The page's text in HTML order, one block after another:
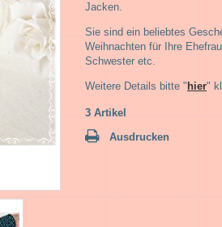
Jacken.
Sie sind ein beliebtes
Weihnachten für Ihre
Schwester etc.
Weitere Details bitte " hier"
3 Artikel
Ausdrucken